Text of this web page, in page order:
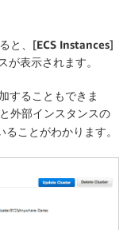
と、[ECS Instances]
が表示されます。
することもできま
外部インスタンスの
ことがわかります。